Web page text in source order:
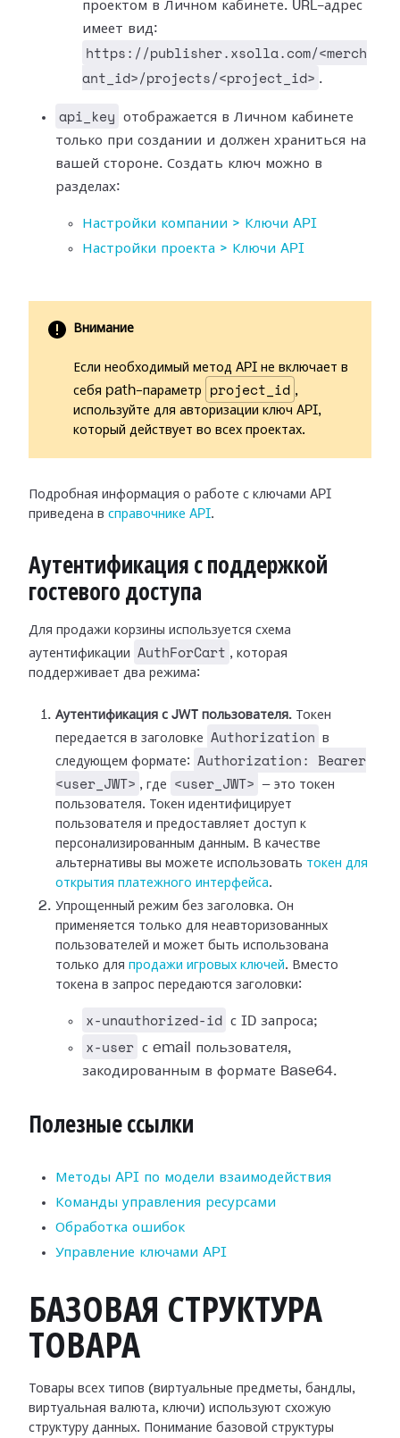
проектом в Личном кабинете. URL-адрес
имеет вид:
https://publisher.xsolla.com/<merch
ant_id>/projects/<project_id> .
api_key
отображается в Личном кабинете
только при создании и должен храниться на
вашей стороне. Создать ключ можно в
разделах:
Настройки компании > Ключи API
Настройки проекта > Ключи API
Внимание
Если необходимый метод API не включает в
себя path-параметр
project_id ,
используйте для авторизации ключ API,
который действует во всех проектах.
Подробная информация о работе с ключами API
приведена в справочнике API.
Аутентификация с поддержкой
гостевого доступа
Для продажи корзины используется схема
аутентификации
AuthForCart , которая
поддерживает два режима:
Аутентификация с JWT пользователя. Токен
передается в заголовке
Authorization
в
следующем формате:
Authorization: Bearer
<user_JWT> , где <user_JWT>
— это токен
пользователя. Токен идентифицирует
пользователя и предоставляет доступ к
персонализированным данным. В качестве
альтернативы вы можете использовать токен для
открытия платежного интерфейса.
Упрощенный режим без заголовка. Он
применяется только для неавторизованных
пользователей и может быть использована
только для продажи игровых ключей. Вместо
токена в запрос передаются заголовки:
x-unauthorized-id с ID запроса;
x-user с email пользователя,
закодированным в формате Base64.
Полезные ссылки
Методы API по модели взаимодействия
Команды управления ресурсами
Обработка ошибок
Управление ключами API
БАЗОВАЯ СТРУКТУРА
ТОВАРА
Товары всех типов (виртуальные предметы, бандлы,
виртуальная валюта, ключи) используют схожую
структуру данных. Понимание базовой структуры